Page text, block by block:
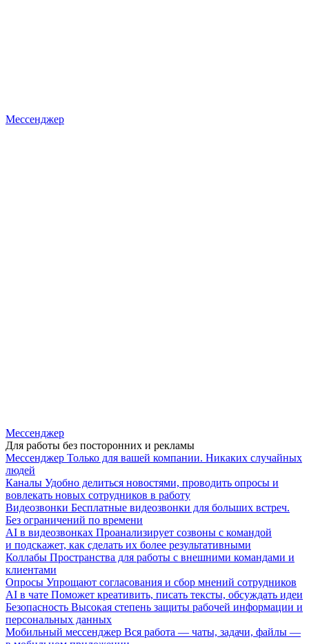
Мессенджер
Мессенджер
Для работы без посторонних и рекламы
Мессенджер Только для вашей компании. Никаких случайных
людей
Каналы Удобно делиться новостями, проводить опросы и
вовлекать новых сотрудников в работу
Видеозвонки Бесплатные видеозвонки для больших встреч.
Без ограничений по времени
AI в видеозвонках Проанализирует созвоны с командой
и подскажет, как сделать их более результативными
Коллабы Пространства для работы с внешними командами и
клиентами
Опросы Упрощают согласования и сбор мнений сотрудников
AI в чате Поможет креативить, писать тексты, обсуждать идеи
Безопасность Высокая степень защиты рабочей информации и
персональных данных
Мобильный мессенджер Вся работа — чаты, задачи, файлы —